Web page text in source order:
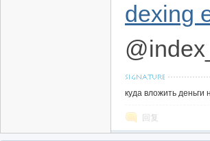
dexing
куда вложить деньги
回复